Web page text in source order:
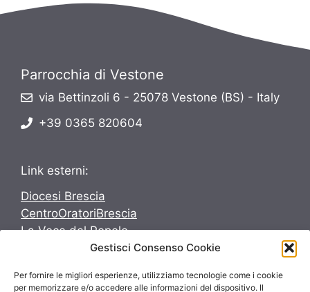
Gestisci Consenso Cookie
Per fornire le migliori esperienze, utilizziamo tecnologie come i cookie
per memorizzare e/o accedere alle informazioni del dispositivo. Il
Parrocchia di Vestone
via Bettinzoli 6 - 25078 Vestone (BS) - Italy
+39 0365 820604
Link esterni:
Diocesi Brescia
CentroOratoriBrescia
La Voce del Popolo
Seguici su: